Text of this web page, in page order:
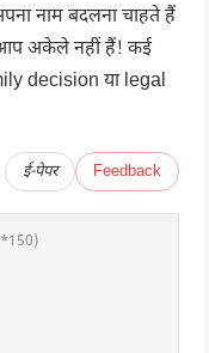
नाम बदलना चाहते हैं
अकेले नहीं हैं! कई
decision या legal
ई-पेपर Feedback